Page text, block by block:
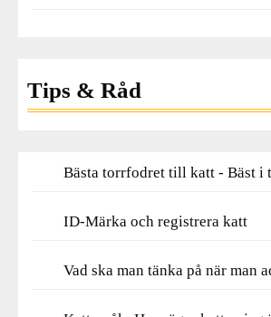
Tips & Råd
Bästa torrfodret till katt - Bäst i
ID-Märka och registrera katt
Vad ska man tänka på när man